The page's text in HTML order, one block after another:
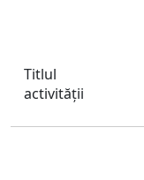
Titlul
activităţii